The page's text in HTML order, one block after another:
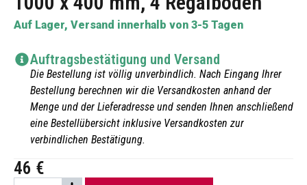
Auf Lager, Versand innerhalb von 3-5 Tagen
Auftragsbestätigung und Versand
Die Bestellung ist völlig unverbindlich. Nach Eingang Ihrer
Bestellung berechnen wir die Versandkosten anhand der
Menge und der Lieferadresse und senden Ihnen anschließend
eine Bestellübersicht inklusive Versandkosten zur
verbindlichen Bestätigung.
46 €